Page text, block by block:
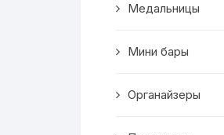
Медальницы
Мини бары
Органайзеры